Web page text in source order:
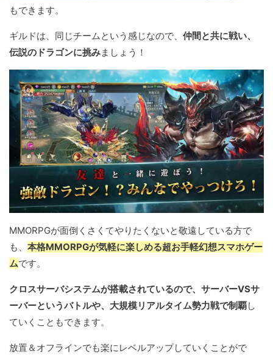
もできます。
ギルドは、同じチームという感じなので、 仲間と共に戦い、
伝説のドラゴンに挑みましょう！
MMORPGが面倒くさくてやりたくないと敬遠している方で
も、 本格MMORPGが気軽に楽しめる超お手軽幻想スマホゲー
ムです。
クロスサーバシステムが搭載されているので、サーバーVSサ
ーバーというバトルや、大規模リアルタイム勢力戦で制覇し
ていくこともできます。
放置＆オフラインでも楽にレベルアップしていくことがで